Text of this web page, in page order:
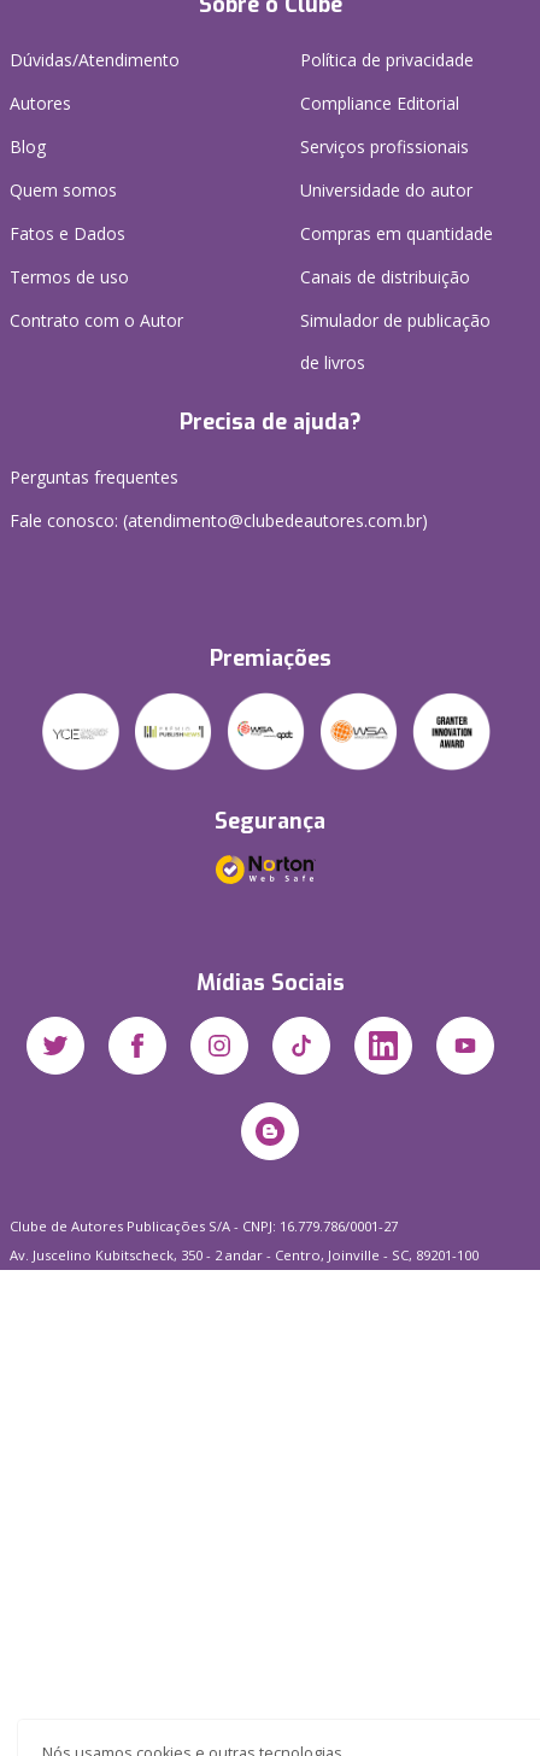
Dúvidas/Atendimento
Autores
Blog
Quem somos
Fatos e Dados
Termos de uso
Contrato com o Autor
Política de privacidade
Compliance Editorial
Serviços profissionais
Universidade do autor
Compras em quantidade
Canais de distribuição
Simulador de publicação
de livros
Precisa de ajuda?
Perguntas frequentes
Fale conosco: (atendimento@clubedeautores.com.br)
Premiações
Segurança
Mídias Sociais
Clube de Autores Publicações S/A - CNPJ: 16.779.786/0001-27
Av. Juscelino Kubitscheck, 350 - 2 andar - Centro, Joinville - SC, 89201-100